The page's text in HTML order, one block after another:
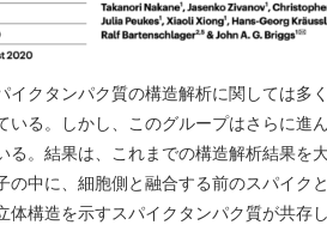
イクタンパク質の構造解析に関しては多
いる。しかし、このグループはさらに進
る。結果は、これまでの構造解析結果を
の中に、細胞側と融合する前のスパイク
体構造を示すスパイクタンパク質が共存